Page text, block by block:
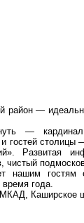
район —
—
гостей столицы
Развитая
чистый
нашим гостям
года.
МКАД, Каширское